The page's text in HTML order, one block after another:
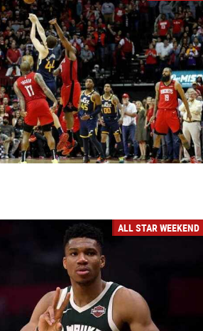
ALL STAR WEEKEND